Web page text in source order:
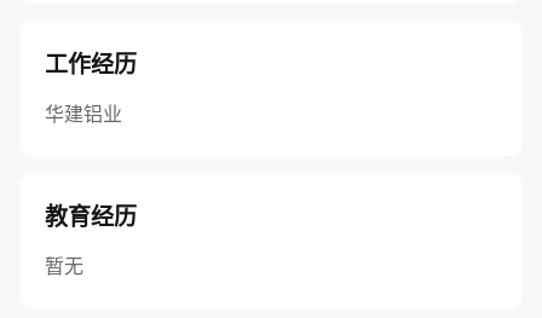
工作经历
华建铝业
教育经历
暂无